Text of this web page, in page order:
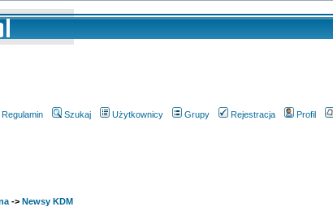
Regulamin Szukaj Użytkownicy Grupy Rejestracja Profil
-> Newsy KDM